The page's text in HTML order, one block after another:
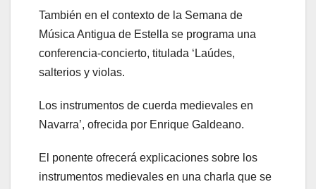
También en el contexto de la Semana de
Música Antigua de Estella se programa una
conferencia-concierto, titulada ‘Laúdes,
salterios y violas.
Los instrumentos de cuerda medievales en
Navarra’, ofrecida por Enrique Galdeano.
El ponente ofrecerá explicaciones sobre los
instrumentos medievales en una charla que se